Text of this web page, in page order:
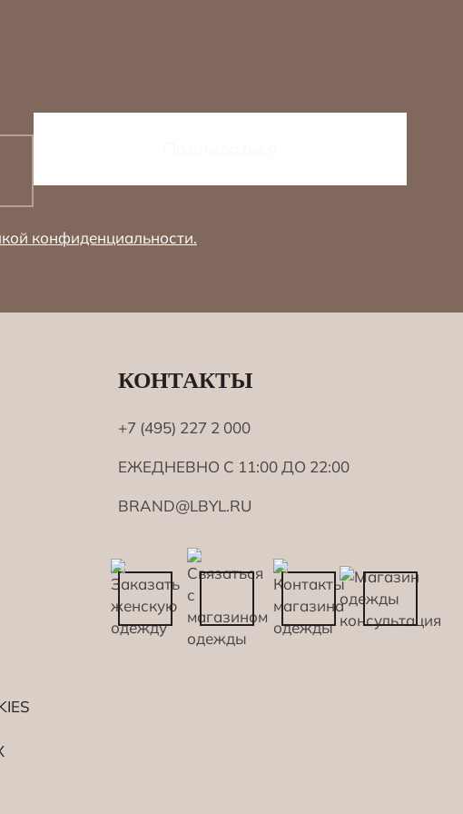
конфиденциальности.
КОНТАКТЫ
+7 (495) 227 2 000
ЕЖЕДНЕВНО С 11:00 ДО 22:00
BRAND@LBYL.RU